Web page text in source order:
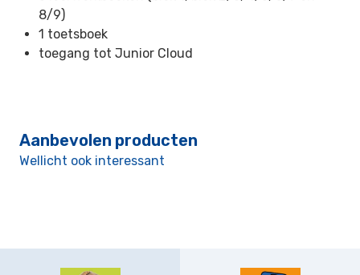
8/9)
1 toetsboek
toegang tot Junior Cloud
Aanbevolen producten
Wellicht ook interessant